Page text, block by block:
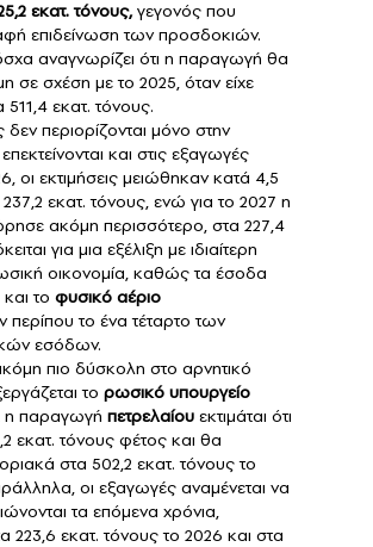
εκατ. τόνους,γεγονός που
επιδείνωση των προσδοκιών.
αναγνωρίζει ότι η παραγωγή θα
σε σχέση με το 2025, όταν είχε
εκατ. τόνους.
περιορίζονται μόνο στην
και στις εξαγωγές
οι εκτιμήσεις μειώθηκαν κατά 4,5
εκατ. τόνους, ενώ για το 2027 η
ακόμη περισσότερο, στα 227,4
για μια εξέλιξη με ιδιαίτερη
οικονομία, καθώς τα έσοδα
το φυσικό αέριο
το ένα τέταρτο των
εσόδων.
πιο δύσκολη στο αρνητικό
το ρωσικό υπουργείο
η παραγωγή πετρελαίου εκτιμάται ότι
εκατ. τόνους φέτος και θα
στα 502,2 εκατ. τόνους το
οι εξαγωγές αναμένεται να
τα επόμενα χρόνια,
εκατ. τόνους το 2026 και στα